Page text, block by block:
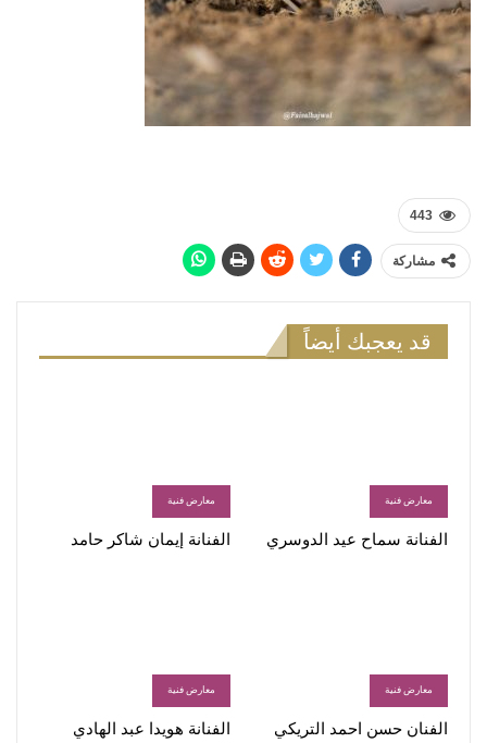
443
مشاركة
قد يعجبك أيضاً
معارض فنية
الفنانة سماح عيد الدوسري
معارض فنية
الفنانة إيمان شاكر حامد
معارض فنية
الفنان حسن احمد التريكي
معارض فنية
الفنانة هويدا عبد الهادي